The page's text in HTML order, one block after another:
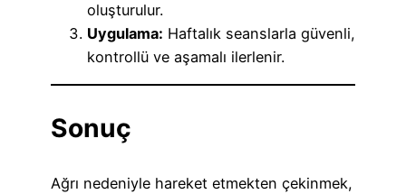
oluşturulur.
Uygulama: Haftalık seanslarla güvenli,
kontrollü ve aşamalı ilerlenir.
Sonuç
Ağrı nedeniyle hareket etmekten çekinmek,